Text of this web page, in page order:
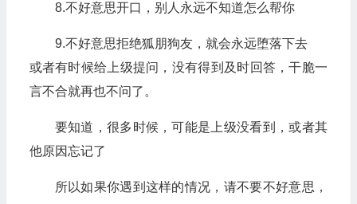
8.不好意思开口，别人永远不知道怎么帮你
9.不好意思拒绝狐朋狗友，就会永远堕落下去
或者有时候给上级提问，没有得到及时回答，干脆一
言不合就再也不问了。
要知道，很多时候，可能是上级没看到，或者其
他原因忘记了
所以如果你遇到这样的情况，请不要不好意思，